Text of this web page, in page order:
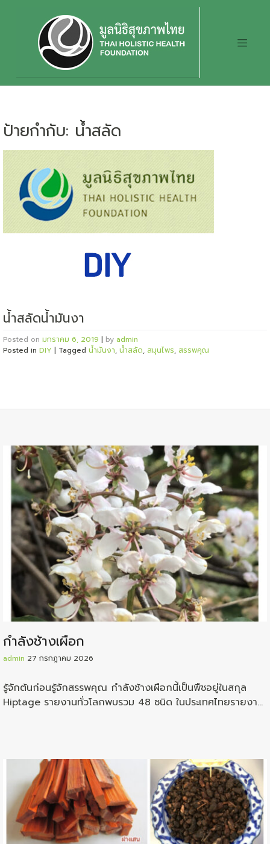
ป้ายกำกับ: น้ำสลัด
น้ำสลัดน้ำมันงา
Posted on มกราคม 6, 2019 | by admin
Posted in DIY | Tagged น้ำมันงา, น้ำสลัด, สมุนไพร, สรรพคุณ
กำลังช้างเผือก
admin 27 กรกฎาคม 2026
รู้จักต้นก่อนรู้จักสรรพคุณ กำลังช้างเผือกนี้เป็นพืชอยู่ในสกุล
Hiptage รายงานทั่วโลกพบรวม 48 ชนิด ในประเทศไทยรายงาน